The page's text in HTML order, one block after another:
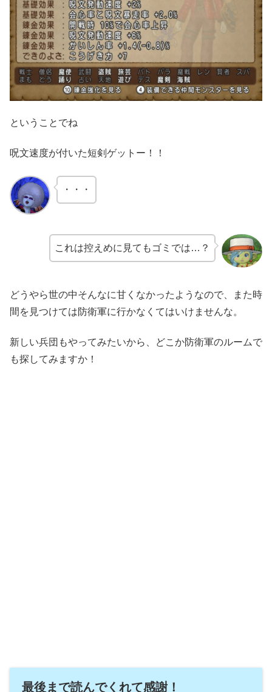
ということでね
呪文速度が付いた短剣ゲットー！！
・・・
これは控えめに見てもゴミでは…？
どうやら世の中そんなに甘くなかったようなので、また時
間を見つけては防衛軍に行かなくてはいけませんな。
新しい兵団もやってみたいから、どこか防衛軍のルームで
も探してみますか！
最後まで読んでくれて感謝！